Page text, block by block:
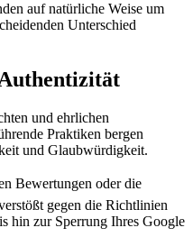
auf natürliche Weise um
Unterschied
und ehrlichen
Praktiken bergen
und Glaubwürdigkeit.
Bewertungen oder die
gegen die Richtlinien
hin zur Sperrung Ihres Google